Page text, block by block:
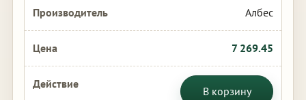
Албес
7 269.45
В корзину